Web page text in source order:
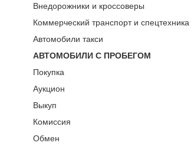
Внедорожники и кроссоверы
Коммерческий транспорт и спецтехника
Автомобили такси
АВТОМОБИЛИ С ПРОБЕГОМ
Покупка
Аукцион
Выкуп
Комиссия
Обмен